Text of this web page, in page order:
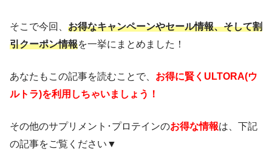
そこで今回、 お得なキャンペーンやセール情報、そして割
引クーポン情報を一挙にまとめました！
あなたもこの記事を読むことで、 お得に賢くULTORA(ウ
ルトラ)を利用しちゃいましょう！
その他のサプリメント･プロテインのお得な情報は、下記
の記事をご覧ください▼